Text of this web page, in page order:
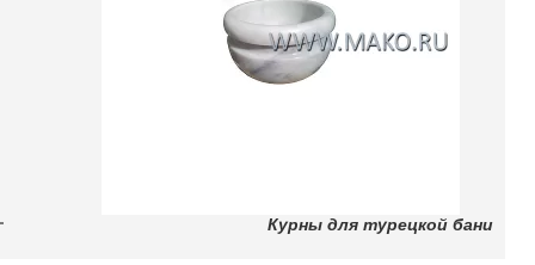
Курны для турецкой бани